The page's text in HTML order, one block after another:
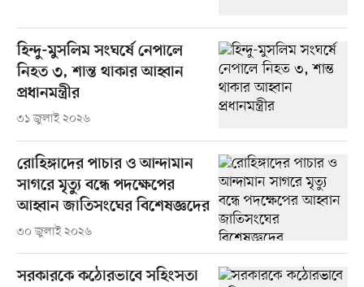
হিন্দু-মুসলিম সংঘর্ষে নেপালে
নিহত ৩, শান্ত থাকার আহ্বান
প্রধানমন্ত্রীর
৩১ জুলাই ২০২৬
রোহিঙ্গাদের পাচার ও আন্দামান
সাগরে মৃত্যু বন্ধে পদক্ষেপের
আহ্বান জাতিসংঘের বিশেষজ্ঞদের
৩০ জুলাই ২০২৬
সরকারকে কঠোরভাবে সহিংসতা